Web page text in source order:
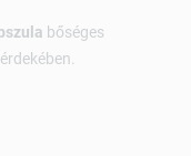
bőséges